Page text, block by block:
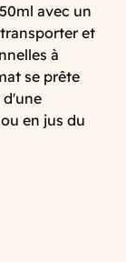
avec un
et
à
se prête
d'une
en jus du